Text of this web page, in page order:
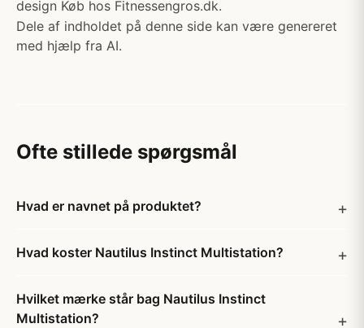
design Køb hos Fitnessengros.dk.
Dele af indholdet på denne side kan være genereret
med hjælp fra AI.
Ofte stillede spørgsmål
Hvad er navnet på produktet?
Hvad koster Nautilus Instinct Multistation?
Hvilket mærke står bag Nautilus Instinct
Multistation?